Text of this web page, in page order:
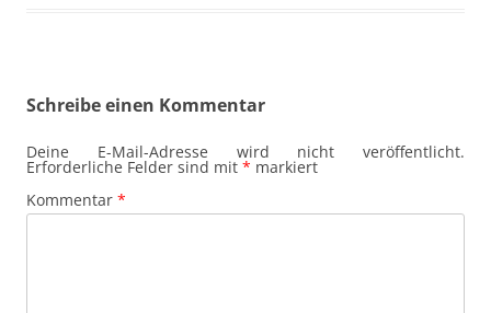
Schreibe einen Kommentar
Deine E-Mail-Adresse wird nicht veröffentlicht.
Erforderliche Felder sind mit * markiert
Kommentar *